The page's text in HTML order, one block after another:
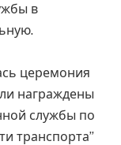
в
церемония
награждены
службы по
транспорта”